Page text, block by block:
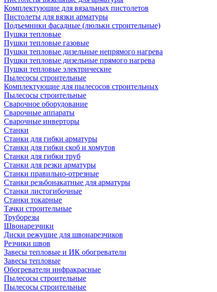
Комплектующие для вязальных пистолетов
Пистолеты для вязки арматуры
Подъемники фасадные (люльки строительные)
Пушки тепловые
Пушки тепловые газовые
Пушки тепловые дизельные непрямого нагрева
Пушки тепловые дизельные прямого нагрева
Пушки тепловые электрические
Пылесосы строительные
Комплектующие для пылесосов строительных
Пылесосы строительные
Сварочное оборудование
Сварочные аппараты
Сварочные инверторы
Станки
Станки для гибки арматуры
Станки для гибки скоб и хомутов
Станки для гибки труб
Станки для резки арматуры
Станки правильно-отрезные
Станки резьбонакатные для арматуры
Станки листогибочные
Станки токарные
Тачки строительные
Труборезы
Швонарезчики
Диски режущие для швонарезчиков
Резчики швов
Завесы тепловые и ИК обогреватели
Завесы тепловые
Обогреватели инфракрасные
Пылесосы строительные
Пылесосы строительные